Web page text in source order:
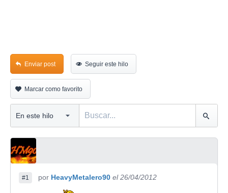
Enviar post Seguir este hilo
Marcar como favorito
#1 por HeavyMetalero90 el 26/04/2012